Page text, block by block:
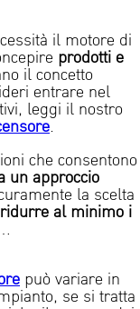
il motore di
prodotti e
il concetto
entrare nel
leggi il nostro
.
che consentono
un approccio
la scelta
ridurre al minimo i
può variare in
se si tratta